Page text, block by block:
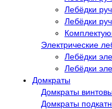
Лебёдки
Лебёдки
Электрические
Лебёдки
Лебёдки
Домкраты
Домкраты
Домкраты